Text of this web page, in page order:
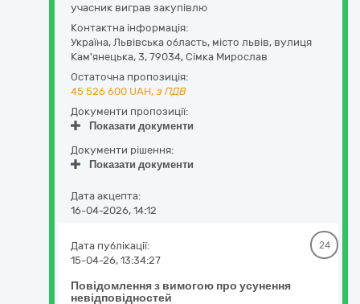
учасник виграв закупівлю
Контактна інформація:
Україна, Львівська область, місто львів, вулиця
Кам'янецька, 3, 79034, Сімка Мирослав
Остаточна пропозиція:
45 526 600 UAH, з ПДВ
Документи пропозиції:
Показати документи
Документи рішення:
Показати документи
Дата акцепта:
16-04-2026, 14:12
Повідомлення з вимогою про усунення
невідповідностей
Дата публікації:
15-04-26, 13:34:27
24